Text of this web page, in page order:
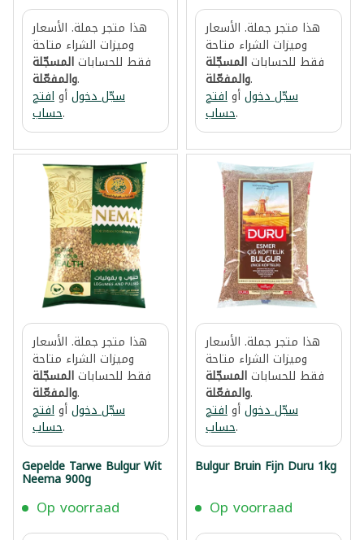
هذا متجر جملة. الأسعار
وميزات الشراء متاحة
فقط للحساباتالمسجّلة
والمفعّلة.
سجّل دخولأوافتح
حساب.
هذا متجر جملة. الأسعار
وميزات الشراء متاحة
فقط للحساباتالمسجّلة
والمفعّلة.
سجّل دخولأوافتح
حساب.
هذا متجر جملة. الأسعار
وميزات الشراء متاحة
فقط للحساباتالمسجّلة
والمفعّلة.
سجّل دخولأوافتح
حساب.
Gepelde Tarwe Bulgur Wit
Neema 900g
Op voorraad
هذا متجر جملة. الأسعار
وميزات الشراء متاحة
فقط للحساباتالمسجّلة
والمفعّلة.
سجّل دخولأوافتح
حساب.
Bulgur Bruin Fijn Duru 1kg
Op voorraad